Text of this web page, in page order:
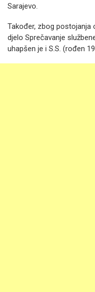
Sarajevo.
Također, zbog postojanja
djelo Sprečavanje
uhapšen je i S.S. (rođen